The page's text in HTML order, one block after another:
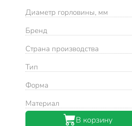
Диаметр горловины, мм
Бренд
Страна производства
Тип
Форма
Материал
В корзину